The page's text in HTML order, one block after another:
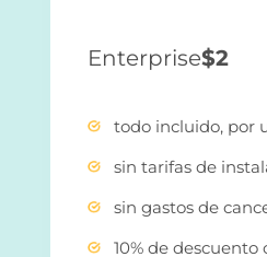
Enterprise$2
todo incluido, por
sin tarifas de
sin gastos de
10% de